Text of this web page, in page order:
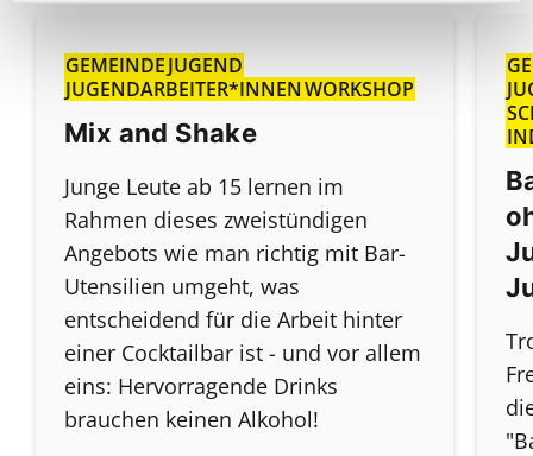
GEMEINDEJUGEND
JUGENDARBEITER*INNENWORKSHOP
Mix and Shake
Junge Leute ab 15 lernen im
Rahmen dieses zweistündigen
Angebots wie man richtig mit Bar-
Utensilien umgeht, was
entscheidend für die Arbeit hinter
einer Cocktailbar ist - und vor allem
eins: Hervorragende Drinks
brauchen keinen Alkohol!